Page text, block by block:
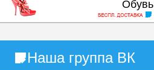
Обувь
Наша группа ВК